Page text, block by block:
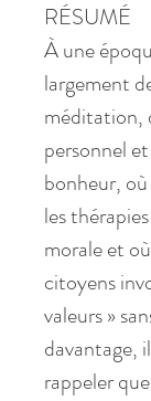
RÉSUMÉ
À une
largement
méditation,
personnel
bonheur,
les
morale et
citoyens
valeurs »
davantage,
rappeler